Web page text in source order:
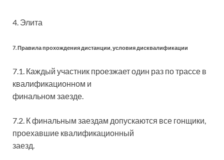
4. Элита
7. Правила прохождения дистанции, условия дисквалификации
7.1. Каждый участник проезжает один раз по трассе в
квалификационном и
финальном заезде.
7.2. К финальным заездам допускаются все гонщики,
проехавшие квалификационный
заезд.